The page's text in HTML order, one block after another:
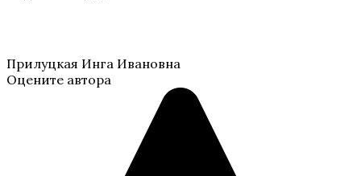
Прилуцкая Инга Ивановна
Оцените автора